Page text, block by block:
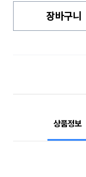
장바구니
상품정보